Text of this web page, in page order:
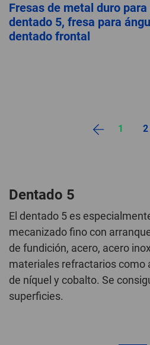
Fresas de metal duro
dentado 5, fresa para
dentado frontal
1 2
Dentado 5
El dentado 5 es
mecanizado fino con
de fundición, acero, acero
materiales refractarios como
de níquel y cobalto. Se
superficies.